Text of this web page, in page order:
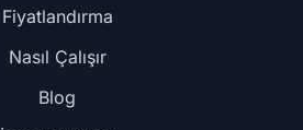
Fiyatlandırma
Nasıl Çalışır
Blog